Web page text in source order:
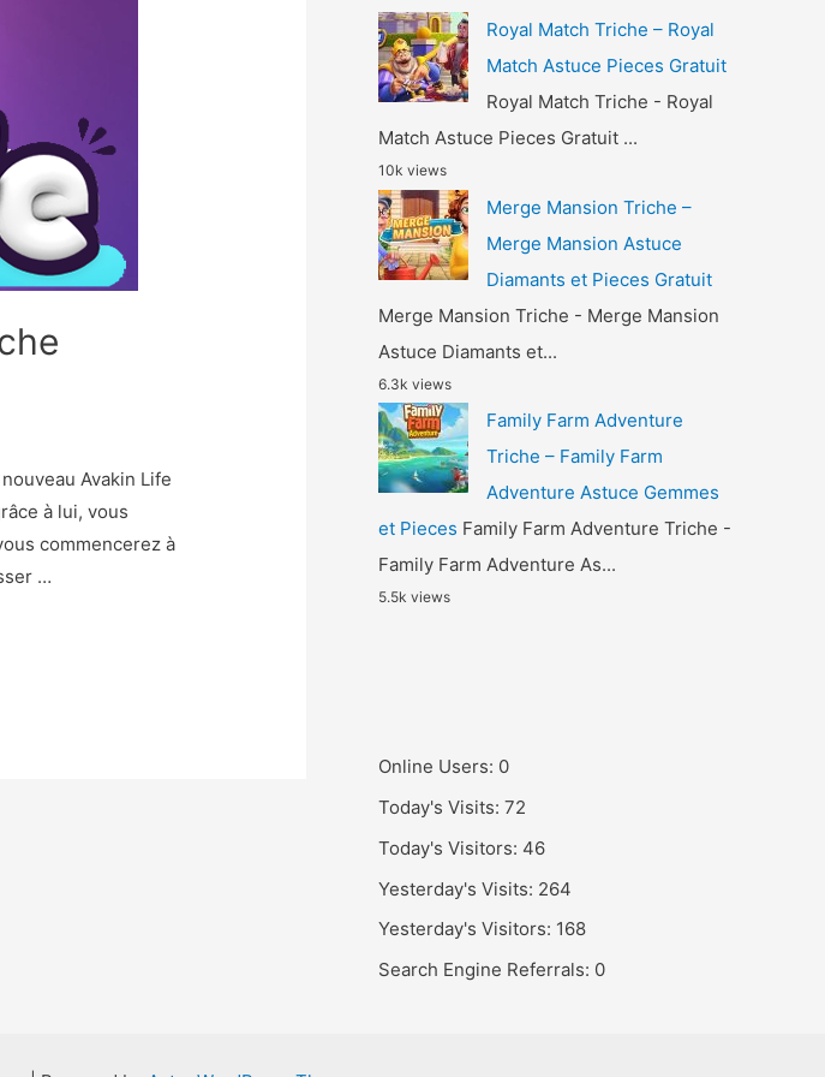
Avakin Life
à lui, vous
commencerez à
…
Royal Match Triche – Royal
Match Astuce Pieces Gratuit
Royal Match Triche - Royal
Match Astuce Pieces Gratuit ...
10k views
Merge Mansion Triche –
Merge Mansion Astuce
Diamants et Pieces Gratuit
Merge Mansion Triche - Merge Mansion
Astuce Diamants et...
6.3k views
Family Farm Adventure
Triche – Family Farm
Adventure Astuce Gemmes
et Pieces Family Farm Adventure Triche -
Family Farm Adventure As...
5.5k views
Online Users: 0
Today's Visits: 72
Today's Visitors: 46
Yesterday's Visits: 264
Yesterday's Visitors: 168
Search Engine Referrals: 0